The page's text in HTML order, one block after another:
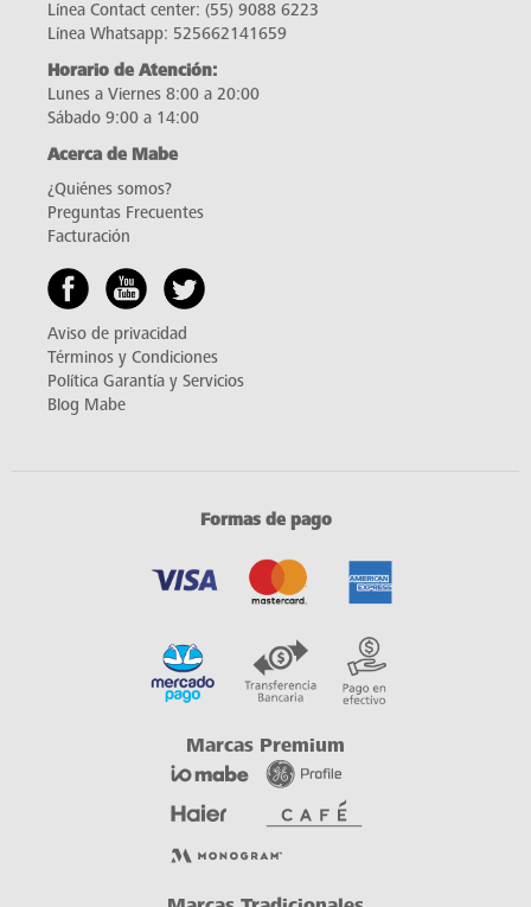
Línea Contact center: (55) 9088 6223
Línea Whatsapp: 525662141659
Horario de Atención:
Lunes a Viernes 8:00 a 20:00
Sábado 9:00 a 14:00
Acerca de Mabe
¿Quiénes somos?
Preguntas Frecuentes
Facturación
Aviso de privacidad
Términos y Condiciones
Política Garantía y Servicios
Blog Mabe
Formas de pago